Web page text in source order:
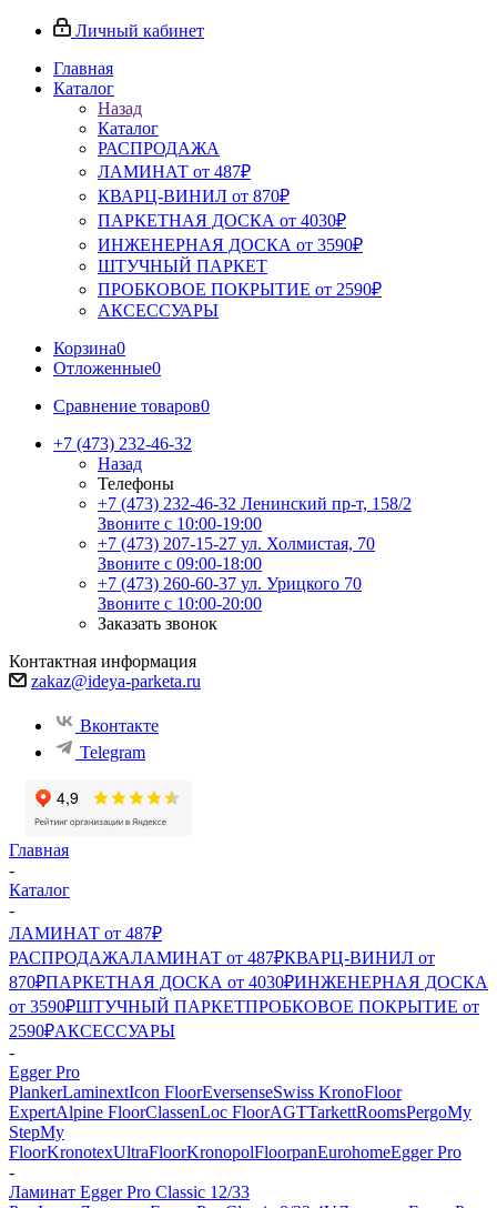
Личный кабинет
Главная
Каталог
Назад
Каталог
РАСПРОДАЖА
ЛАМИНАТ от 487₽
КВАРЦ-ВИНИЛ от 870₽
ПАРКЕТНАЯ ДОСКА от 4030₽
ИНЖЕНЕРНАЯ ДОСКА от 3590₽
ШТУЧНЫЙ ПАРКЕТ
ПРОБКОВОЕ ПОКРЫТИЕ от 2590₽
АКСЕССУАРЫ
Корзина0
Отложенные0
Сравнение товаров0
+7 (473) 232-46-32
Назад
Телефоны
+7 (473) 232-46-32 Ленинский пр-т, 158/2
Звоните с 10:00-19:00
+7 (473) 207-15-27 ул. Холмистая, 70
Звоните с 09:00-18:00
+7 (473) 260-60-37 ул. Урицкого 70
Звоните с 10:00-20:00
Заказать звонок
Контактная информация
zakaz@ideya-parketa.ru
Вконтакте
Telegram
Главная
-
Каталог
-
ЛАМИНАТ от 487₽
РАСПРОДАЖАЛАМИНАТ от 487₽КВАРЦ-ВИНИЛ от
870₽ПАРКЕТНАЯ ДОСКА от 4030₽ИНЖЕНЕРНАЯ ДОСКА
от 3590₽ШТУЧНЫЙ ПАРКЕТПРОБКОВОЕ ПОКРЫТИЕ от
2590₽АКСЕССУАРЫ
-
Egger Pro
PlankerLaminextIcon FloorEversenseSwiss KronoFloor
ExpertAlpine FloorClassenLoc FloorAGTTarkettRoomsPergoMy
StepMy
FloorKronotexUltraFloorKronopolFloorpanEurohomeEgger Pro
-
Ламинат Egger Pro Classic 12/33